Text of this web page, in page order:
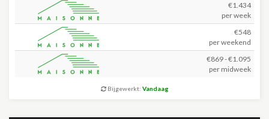
€1.434
per week
€548
per weekend
€869 - €1.095
per midweek
Bijgewerkt: Vandaag